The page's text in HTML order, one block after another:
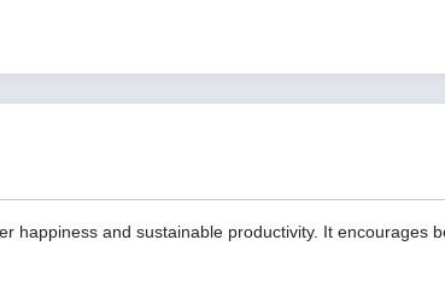
happiness and sustainable productivity. It encourages